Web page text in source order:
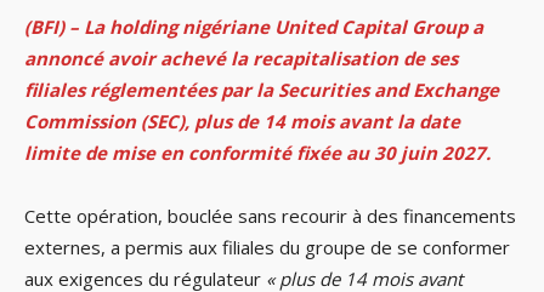
(BFI) – La holding nigériane United Capital Group a
annoncé avoir achevé la recapitalisation de ses
filiales réglementées par la Securities and Exchange
Commission (SEC), plus de 14 mois avant la date
limite de mise en conformité fixée au 30 juin 2027.
Cette opération, bouclée sans recourir à des financements
externes, a permis aux filiales du groupe de se conformer
aux exigences du régulateur « plus de 14 mois avant